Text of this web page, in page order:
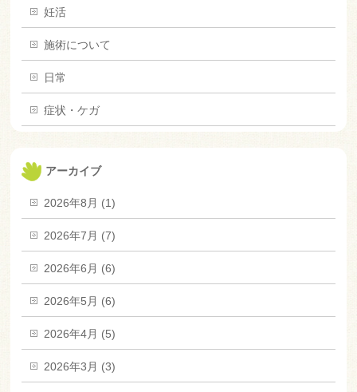
妊活
施術について
日常
症状・ケガ
アーカイブ
2026年8月 (1)
2026年7月 (7)
2026年6月 (6)
2026年5月 (6)
2026年4月 (5)
2026年3月 (3)